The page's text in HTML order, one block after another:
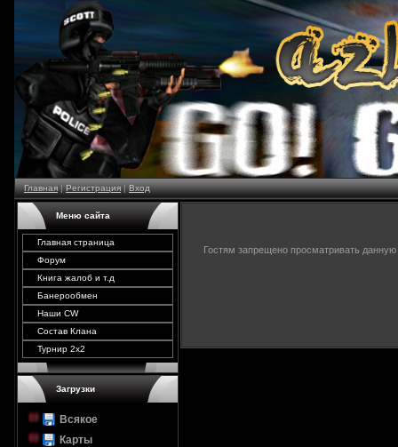
Главная|Регистрация|Вход
Меню сайта
Главная страница
Форум
Книга жалоб и т.д
Банерообмен
Наши CW
Состав Клана
Турнир 2х2
Загрузки
Всякое
Карты
Гостям запрещено просматривать данную